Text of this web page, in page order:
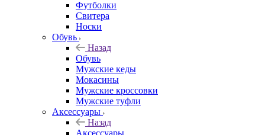
Футболки
Свитера
Носки
Обувь
Назад
Обувь
Мужские кеды
Мокасины
Мужские кроссовки
Мужские туфли
Аксессуары
Назад
Аксессуары